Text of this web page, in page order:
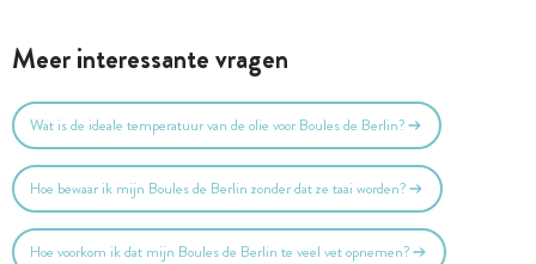
Meer interessante vragen
Wat is de ideale temperatuur van de olie voor Boules de Berlin?
Hoe bewaar ik mijn Boules de Berlin zonder dat ze taai worden?
Hoe voorkom ik dat mijn Boules de Berlin te veel vet opnemen?